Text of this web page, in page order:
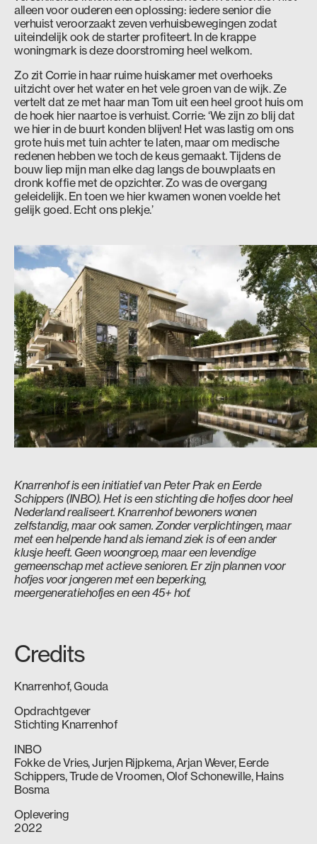
alleen voor ouderen een oplossing: iedere senior die
verhuist veroorzaakt zeven verhuisbewegingen zodat
uiteindelijk ook de starter profiteert. In de krappe
woningmark is deze doorstroming heel welkom.
Zo zit Corrie in haar ruime huiskamer met overhoeks
uitzicht over het water en het vele groen van de wijk. Ze
vertelt dat ze met haar man Tom uit een heel groot huis om
de hoek hier naartoe is verhuist. Corrie: ‘We zijn zo blij dat
we hier in de buurt konden blijven! Het was lastig om ons
grote huis met tuin achter te laten, maar om medische
redenen hebben we toch de keus gemaakt. Tijdens de
bouw liep mijn man elke dag langs de bouwplaats en
dronk koffie met de opzichter. Zo was de overgang
geleidelijk. En toen we hier kwamen wonen voelde het
gelijk goed. Echt ons plekje.’
Knarrenhof is een initiatief van Peter Prak en Eerde
Schippers (INBO). Het is een stichting die hofjes door heel
Nederland realiseert. Knarrenhof bewoners wonen
zelfstandig, maar ook samen. Zonder verplichtingen, maar
met een helpende hand als iemand ziek is of een ander
klusje heeft. Geen woongroep, maar een levendige
gemeenschap met actieve senioren. Er zijn plannen voor
hofjes voor jongeren met een beperking,
meergeneratiehofjes en een 45+ hof.
Credits
Knarrenhof, Gouda
Opdrachtgever
Stichting Knarrenhof
INBO
Fokke de Vries, Jurjen Rijpkema, Arjan Wever, Eerde
Schippers, Trude de Vroomen, Olof Schonewille, Hains
Bosma
Oplevering
2022